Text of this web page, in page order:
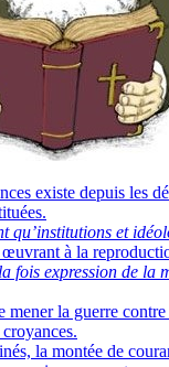
existe depuis les
qu’institutions et
à la
fois expression de la
mener la guerre
la montée de